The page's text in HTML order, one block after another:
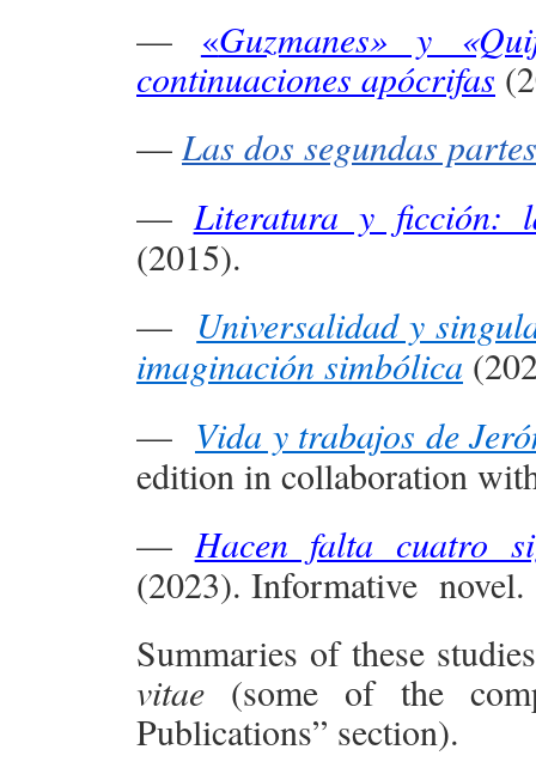
— «Guzmanes» y
continuaciones apócrifas
—Las dos segundas
—Literatura y ficción:
(2015).
— Universalidad y
imaginación simbólica
— Vida y trabajos de
edition in collaboration
—Hacen falta cuatro
(2023). Informative novel.
Summaries of these
vitae (some of the
Publications” section).